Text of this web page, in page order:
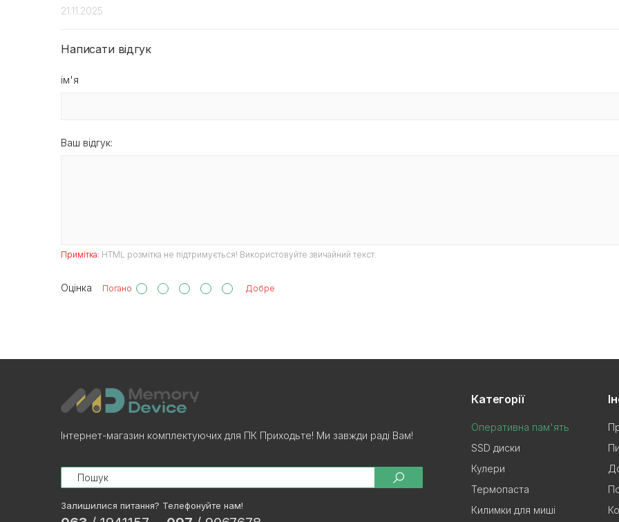
21.11.2025
Написати відгук
ім'я
Ваш відгук:
Примітка: HTML розмітка не підтримується! Використовуйте звичайний текст.
Оцінка Погано Добре
Інтернет-магазин комплектуючих для ПК Приходьте! Ми завжди раді Вам!
Search
Залишилися питання? Телефонуйте нам!
Категорії
Оперативна пам'ять
SSD диски
Кулери
Термопаста
Килимки для миші